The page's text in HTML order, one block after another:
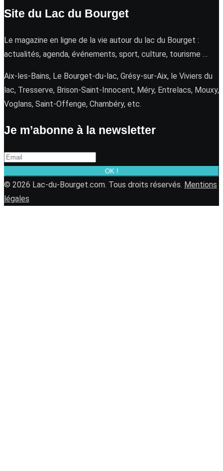
Site du Lac du Bourget
Le magazine en ligne de la vie autour du lac du Bourget :
actualités, agenda, événements, sport, culture, tourisme …
Aix-les-Bains, Le Bourget-du-lac, Grésy-sur-Aix, le Viviers du
lac, Tresserve, Brison-Saint-Innocent, Méry, Entrelacs, Mouxy,
Voglans, Saint-Offenge, Chambéry, etc.
Je m’abonne à la newsletter
OK !
© 2026 Lac-du-Bourget.com. Tous droits réservés. Mentions
légales